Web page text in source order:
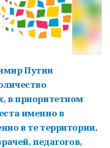
Путин
в приоритетном
именно в
в те территории,
педагогов,